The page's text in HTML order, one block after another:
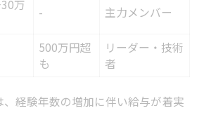
万
- 主力メンバー
500万円超
も
リーダー・技術
者
経験年数の増加に伴い給与が着実